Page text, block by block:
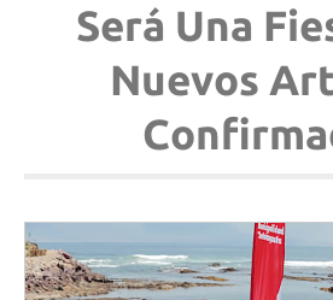
Será Una
Nuevos